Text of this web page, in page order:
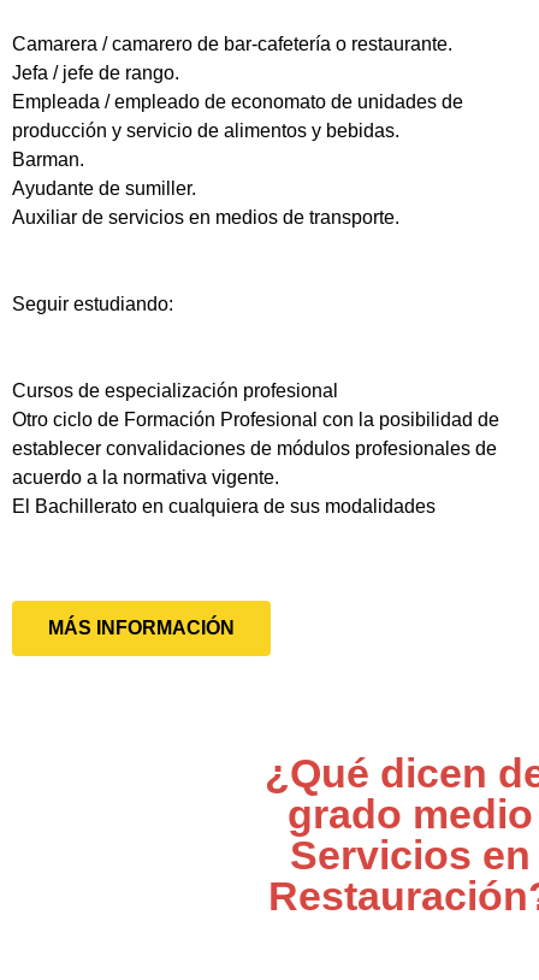
Camarera / camarero de bar-cafetería o restaurante.
Jefa / jefe de rango.
Empleada / empleado de economato de unidades de
producción y servicio de alimentos y bebidas.
Barman.
Ayudante de sumiller.
Auxiliar de servicios en medios de transporte.
Seguir estudiando:
Cursos de especialización profesional
Otro ciclo de Formación Profesional con la posibilidad de
establecer convalidaciones de módulos profesionales de
acuerdo a la normativa vigente.
El Bachillerato en cualquiera de sus modalidades
MÁS INFORMACIÓN
¿Qué dicen
grado medio
Servicios en